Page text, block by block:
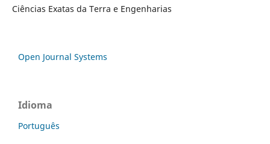
Ciências Exatas da Terra e Engenharias
Open Journal Systems
Idioma
Português